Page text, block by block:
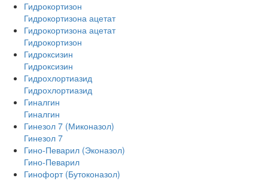
Гидрокортизон
Гидрокортизона ацетат
Гидрокортизона ацетат
Гидрокортизон
Гидроксизин
Гидроксизин
Гидрохлортиазид
Гидрохлортиазид
Гиналгин
Гиналгин
Гинезол 7 (Миконазол)
Гинезол 7
Гино-Певарил (Эконазол)
Гино-Певарил
Гинофорт (Бутоконазол)